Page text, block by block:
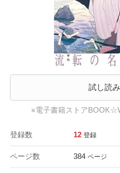
試し読
※電子書籍ストア
登録数 12 登録
ページ数 384 ページ